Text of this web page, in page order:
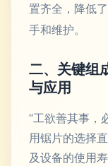
置齐全，降低
手和维护。
二、关键组
与应用
“工欲善其事，
用锯片的选择
及设备的使用